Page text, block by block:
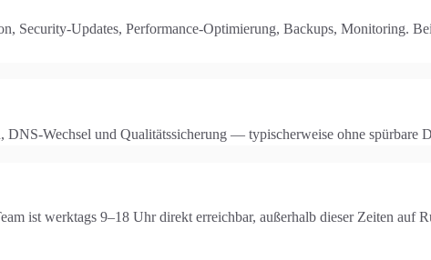
Security-Updates, Performance-Optimierung, Backups, Monitoring.
Wechsel und Qualitätssicherung — typischerweise ohne spürbare
ist werktags 9–18 Uhr direkt erreichbar, außerhalb dieser Zeiten auf